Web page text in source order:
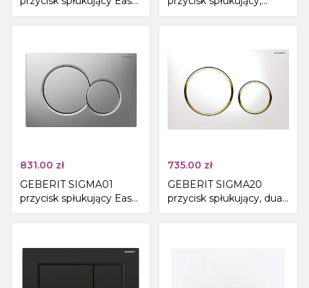
to clean, czarny mat
Easy-to clean/czarny
mat
831.00 zł
GEBERIT SIGMA01
przycisk spłukujący Easy
to clean, Dual Flush,
chrom mat
735.00 zł
GEBERIT SIGMA20
przycisk spłukujący, dual
flush, biały połysk/złoto